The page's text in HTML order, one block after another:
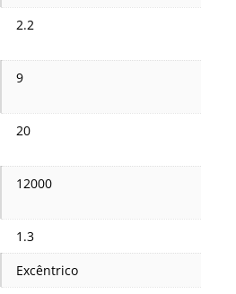
2.2
9
20
12000
1.3
Excêntrico